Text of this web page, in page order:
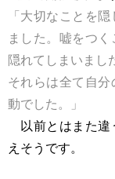
「大切なことを
ました。嘘をつ
隠れてしまいまし
それらは全て自
動でした。」
以前とはまた違
えそうです。